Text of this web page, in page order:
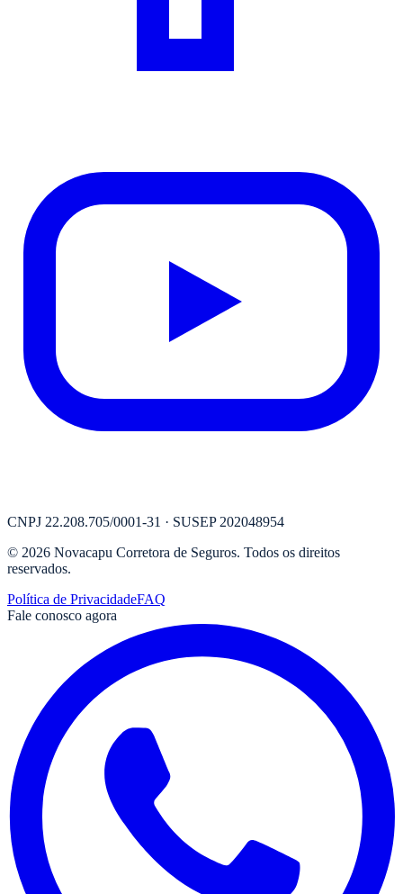
CNPJ 22.208.705/0001-31 · SUSEP 202048954
© 2026 Novacapu Corretora de Seguros. Todos os direitos
reservados.
Política de PrivacidadeFAQ
Fale conosco agora